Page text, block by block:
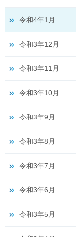
令和4年1月
令和3年12月
令和3年11月
令和3年10月
令和3年9月
令和3年8月
令和3年7月
令和3年6月
令和3年5月